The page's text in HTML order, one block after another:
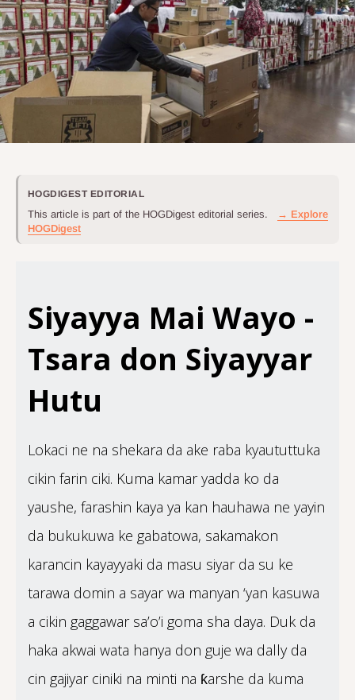
HOGDIGEST EDITORIAL
This article is part of the HOGDigest editorial series.
→ Explore
HOGDigest
Siyayya Mai Wayo -
Tsara don Siyayyar
Hutu
Lokaci ne na shekara da ake raba kyaututtuka
cikin farin ciki. Kuma kamar yadda ko da
yaushe, farashin kaya ya kan hauhawa ne yayin
da bukukuwa ke gabatowa, sakamakon
karancin kayayyaki da masu siyar da su ke
tarawa domin a sayar wa manyan ‘yan kasuwa
a cikin gaggawar sa’o’i goma sha daya. Duk da
haka akwai wata hanya don guje wa dally da
cin gajiyar ciniki na minti na ƙarshe da kuma